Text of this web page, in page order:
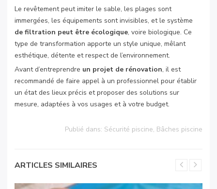
Le revêtement peut imiter le sable, les plages sont
immergées, les équipements sont invisibles, et le système
de filtration peut être écologique, voire biologique. Ce
type de transformation apporte un style unique, mêlant
esthétique, détente et respect de l’environnement.
Avant d’entreprendre un projet de rénovation, il est
recommandé de faire appel à un professionnel pour établir
un état des lieux précis et proposer des solutions sur
mesure, adaptées à vos usages et à votre budget.
Publié dans: Sécurité piscine, Bâches piscine
ARTICLES SIMILAIRES